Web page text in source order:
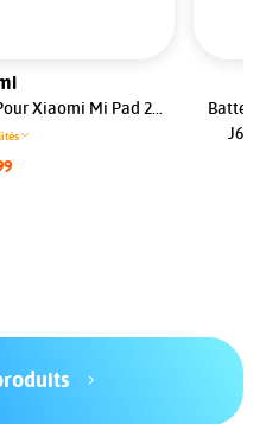
Xiaomi Mi Pad 2...